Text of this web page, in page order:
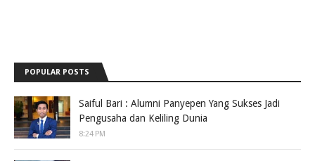
POPULAR POSTS
Saiful Bari : Alumni Panyepen Yang Sukses Jadi
Pengusaha dan Keliling Dunia
8:24 PM